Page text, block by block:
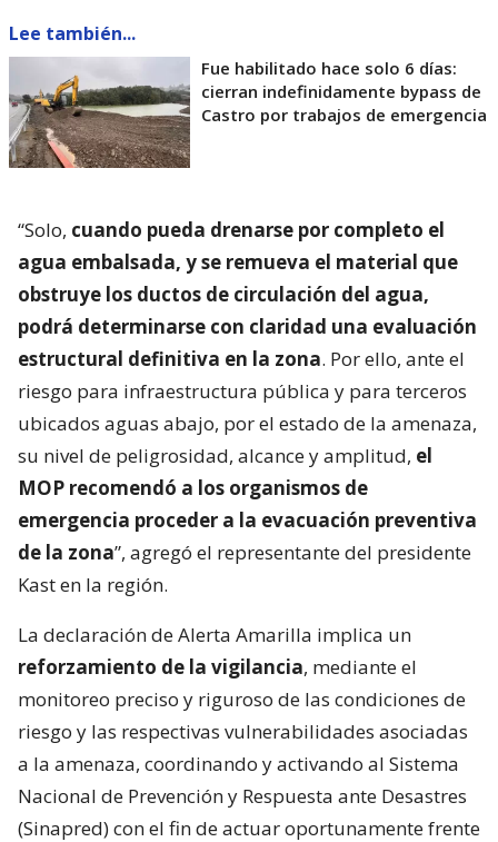
Lee también...
Fue habilitado hace solo 6 días:
cierran indefinidamente bypass de
Castro por trabajos de emergencia
“Solo, cuando pueda drenarse por completo el
agua embalsada, y se remueva el material que
obstruye los ductos de circulación del agua,
podrá determinarse con claridad una evaluación
estructural definitiva en la zona. Por ello, ante el
riesgo para infraestructura pública y para terceros
ubicados aguas abajo, por el estado de la amenaza,
su nivel de peligrosidad, alcance y amplitud, el
MOP recomendó a los organismos de
emergencia proceder a la evacuación preventiva
de la zona”, agregó el representante del presidente
Kast en la región.
La declaración de Alerta Amarilla implica un
reforzamiento de la vigilancia, mediante el
monitoreo preciso y riguroso de las condiciones de
riesgo y las respectivas vulnerabilidades asociadas
a la amenaza, coordinando y activando al Sistema
Nacional de Prevención y Respuesta ante Desastres
(Sinapred) con el fin de actuar oportunamente frente